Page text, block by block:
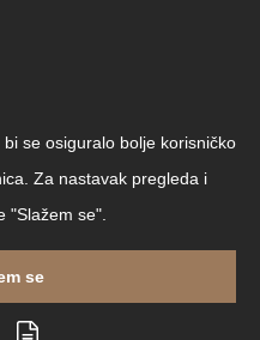
se osiguralo bolje korisničko
Za nastavak pregleda i
"Slažem se".
se